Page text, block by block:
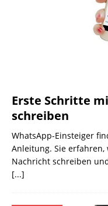
Erste Schritte
schreiben
WhatsApp-Einsteiger
Anleitung. Sie erfahren,
Nachricht schreiben
[...]